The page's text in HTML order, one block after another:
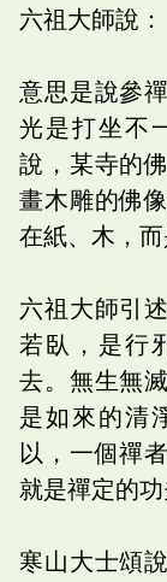
六祖大師說
意思是說參
光是打坐不
說，某寺的
畫木雕的佛
在紙、木，而
六祖大師引
若臥，是行
去。無生無
是如來的清
以，一個禪
就是禪定的功
寒山大士頌